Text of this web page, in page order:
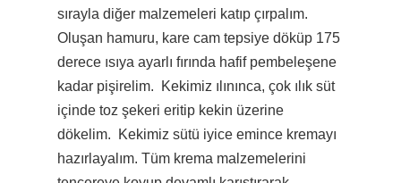
sırayla diğer malzemeleri katıp çırpalım.
Oluşan hamuru, kare cam tepsiye döküp 175
derece ısıya ayarlı fırında hafif pembeleşene
kadar pişirelim. Kekimiz ılınınca, çok ılık süt
içinde toz şekeri eritip kekin üzerine
dökelim. Kekimiz sütü iyice emince kremayı
hazırlayalım. Tüm krema malzemelerini